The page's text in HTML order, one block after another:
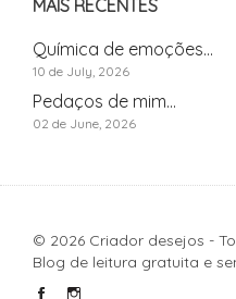
MAIS RECENTES
Química de emoções...
10 de July, 2026
Pedaços de mim...
02 de June, 2026
© 2026 Criador desejos -
Blog de leitura gratuita e